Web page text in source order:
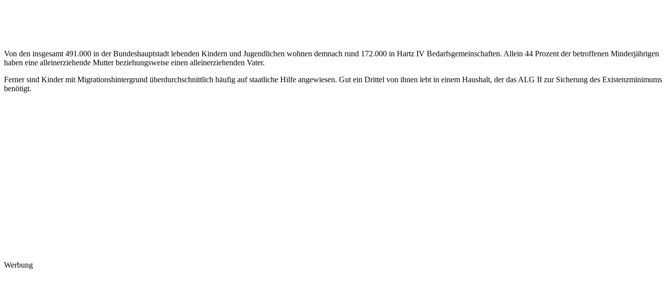
Von den insgesamt 491.000 in der Bundeshauptstadt lebenden Kindern und Jugendlichen wohnen demnach rund 172.000 in Hartz IV Bedarfsgemeinschaften. Allein 44 Prozent der betroffenen Minderjährigen
haben eine alleinerziehende Mutter beziehungsweise einen alleinerziehenden Vater.
Ferner sind Kinder mit Migrationshintergrund überdurchschnittlich häufig auf staatliche Hilfe angewiesen. Gut ein Drittel von ihnen lebt in einem Haushalt, der das ALG II zur Sicherung des Existenzminimums
benötigt.
Werbung